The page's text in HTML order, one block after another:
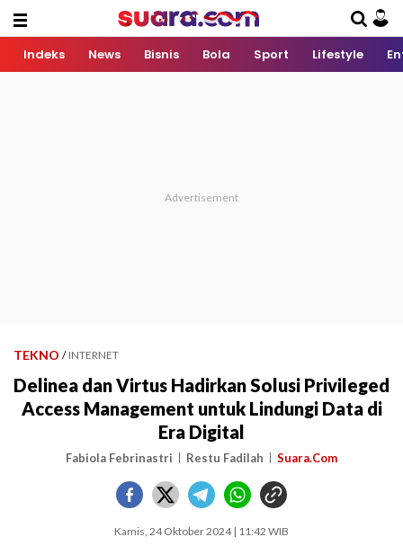
Indeks News Bisnis Bola Sport Lifestyle
TEKNO / INTERNET
Delinea dan Virtus Hadirkan Solusi Privileged
Access Management untuk Lindungi Data di
Era Digital
Fabiola Febrinastri Restu Fadilah Suara.Com
Kamis, 24 Oktober 2024 | 11:42 WIB